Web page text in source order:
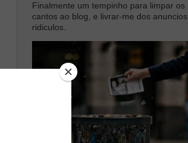
Finalmente um tempinho para limpar os
cantos ao blog, e livrar-me dos anuncios
ridiculos.